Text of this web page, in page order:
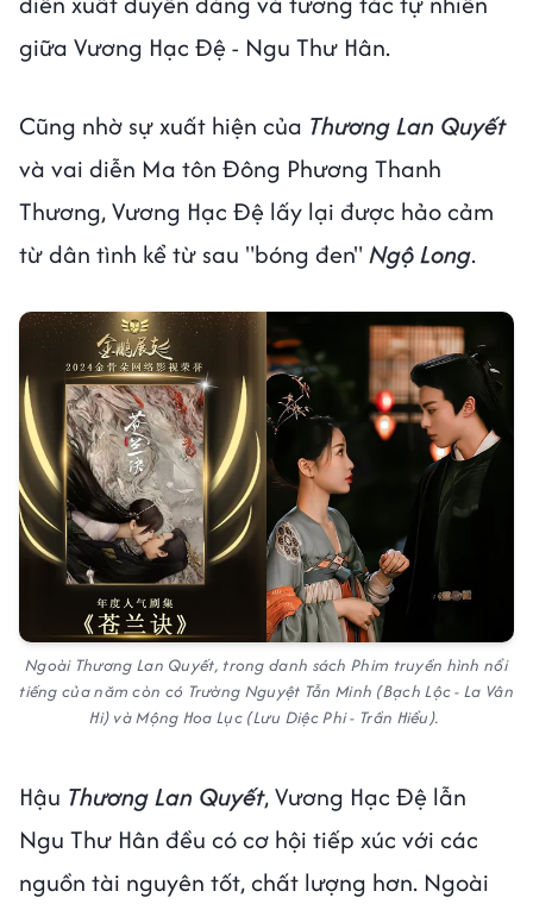
giữa Vương Hạc Đệ - Ngu Thư Hân.
Cũng nhờ sự xuất hiện của Thương Lan Quyết
và vai diễn Ma tôn Đông Phương Thanh
Thương, Vương Hạc Đệ lấy lại được hảo cảm
từ dân tình kể từ sau "bóng đen"Ngộ Long.
Ngoài Thương Lan Quyết, trong danh sách Phim truyền hình nổi
tiếng của năm còn có Trường Nguyệt Tẫn Minh (Bạch Lộc - La Vân
Hi) và Mộng Hoa Lục (Lưu Diệc Phi - Trần Hiểu).
Hậu Thương Lan Quyết, Vương Hạc Đệ lẫn
Ngu Thư Hân đều có cơ hội tiếp xúc với các
nguồn tài nguyên tốt, chất lượng hơn. Ngoài